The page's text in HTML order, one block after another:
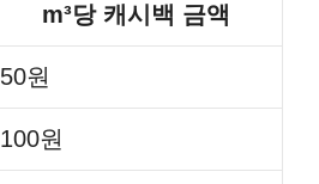
m³당 캐시백 금액
50원
100원